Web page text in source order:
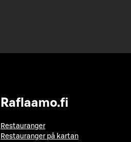
Raflaamo.fi
Restauranger
Restauranger på kartan